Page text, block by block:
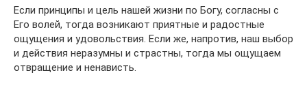
Если принципы и цель нашей жизни по Богу, согласны с
Его волей, тогда возникают приятные и радостные
ощущения и удовольствия. Если же, напротив, наш выбор
и действия неразумны и страстны, тогда мы ощущаем
отвращение и ненависть.